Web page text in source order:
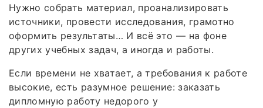
Нужно собрать материал, проанализировать
источники, провести исследования, грамотно
оформить результаты… И всё это — на фоне
других учебных задач, а иногда и работы.
Если времени не хватает, а требования к работе
высокие, есть разумное решение: заказать
дипломную работу недорого у